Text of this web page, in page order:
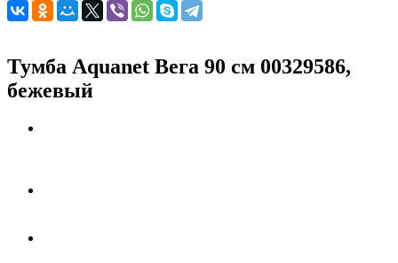
Тумба Aquanet Вега 90 см 00329586,
бежевый